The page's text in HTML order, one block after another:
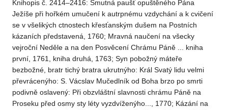
Knihopis č. 2414–2416: Smutná paušť opuštěného Pána
Ježíše při hořkém umučení k autrpnému vzdychání a k cvičení
se v všelikých ctnostech křesťanským dušem na Postních
kázaních představená, 1760; Mravná naučení na všecky
vejroční Neděle a na den Posvěcení Chrámu Páně ... kniha
první, 1761, kniha druhá, 1763; Syn pobožný máteře
bezbožné, bratr tichý bratra ukrutnýho: Král Svatý lidu velmi
převrácenýho: S. Vácslav Mučedlník od Boha brzo po smrti
podivně oslavený: Při obzvláštní slavnosti chrámu Páně na
Proseku před osmy sty léty vyzdvíženýho..., 1770; Kázání na